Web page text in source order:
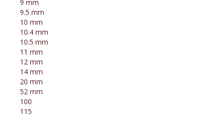
9 mm
9.5 mm
10 mm
10.4 mm
10.5 mm
11 mm
12 mm
14 mm
20 mm
52 mm
100
115